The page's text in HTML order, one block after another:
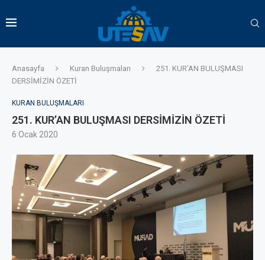
Anasayfa Kuran Buluşmaları
251. KUR’AN BULUŞMASI
DERSİMİZİN ÖZETİ
KURAN BULUŞMALARI
251. KUR’AN BULUŞMASI DERSİMİZİN ÖZETİ
6 Ocak 2020